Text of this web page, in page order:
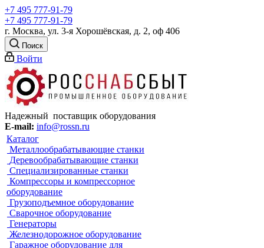
+7 495 777-91-79
+7 495 777-91-79
г. Москва, ул. 3-я Хорошёвская, д. 2, оф 406
Поиск
Войти
Надежный поставщик оборудования
E-mail: info@rossn.ru
Каталог
Металлообрабатывающие станки
Деревообрабатывающие станки
Специализированные станки
Компрессоры и компрессорное
оборудование
Грузоподъемное оборудование
Сварочное оборудование
Генераторы
Железнодорожное оборудование
Гаражное оборудование для